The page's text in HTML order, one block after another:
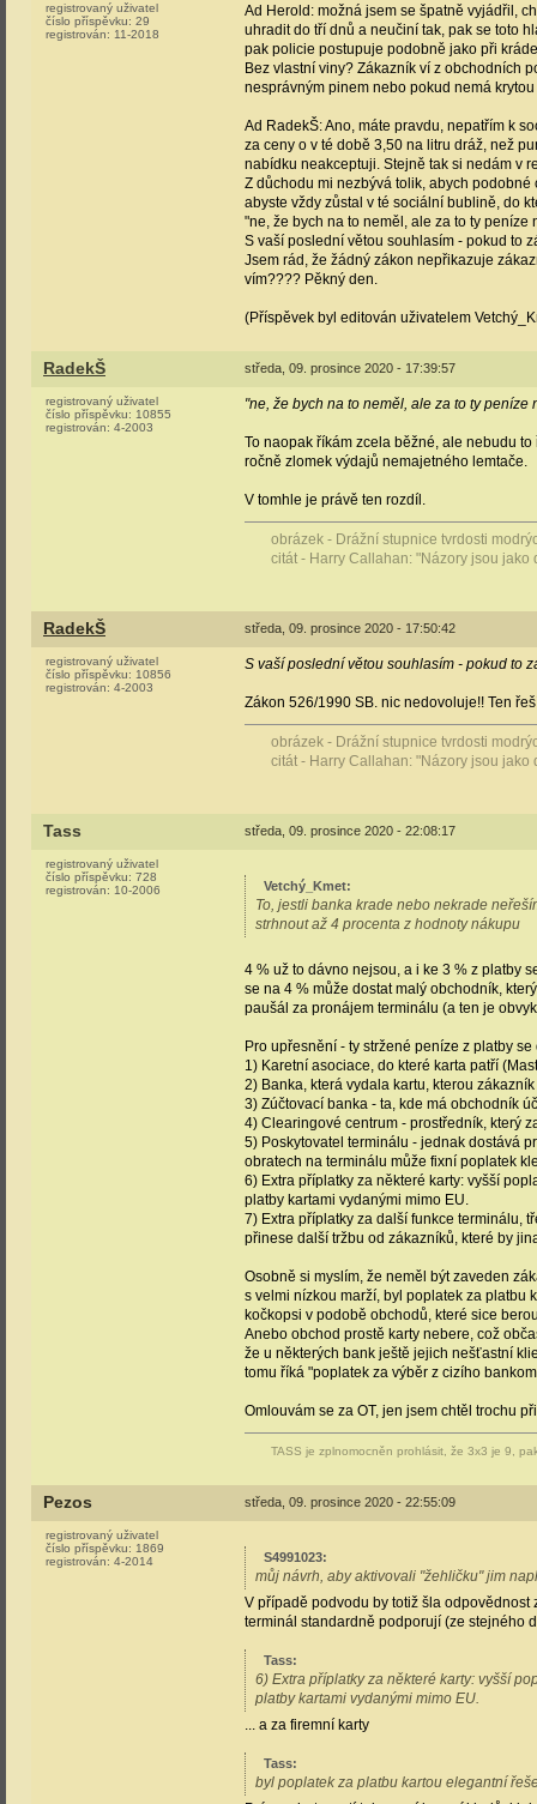
registrovaný uživatel
číslo příspěvku: 29
registrován: 11-2018
Ad Herold: možná jsem se špatně vyjádřil,
uhradit do tří dnů a neučiní tak, pak se toto
pak policie postupuje podobně jako při
Bez vlastní viny? Zákazník ví z obchodních
nesprávným pinem nebo pokud nemá
Ad RadekŠ: Ano, máte pravdu, nepatřím k
za ceny o v té době 3,50 na litru dráž, než
nabídku neakceptuji. Stejně tak si nedám v
Z důchodu mi nezbývá tolik, abych
abyste vždy zůstal v té sociální bublině, do
"ne, že bych na to neměl, ale za to ty peníze
S vaší poslední větou souhlasím - pokud to
Jsem rád, že žádný zákon nepřikazuje
vím???? Pěkný den.
(Příspěvek byl editován uživatelem
RadekŠ středa, 09. prosince 2020 - 17:39:57
registrovaný uživatel
číslo příspěvku: 10855
registrován: 4-2003
"ne, že bych na to neměl, ale za to ty peníze
To naopak říkám zcela běžné, ale nebudu
ročně zlomek výdajů nemajetného lemtače.
V tomhle je právě ten rozdíl.
obrázek - Drážní stupnice tvrdosti
citát - Harry Callahan: "Názory jsou jako
RadekŠ středa, 09. prosince 2020 - 17:50:42
registrovaný uživatel
číslo příspěvku: 10856
registrován: 4-2003
S vaší poslední větou souhlasím - pokud to
Zákon 526/1990 SB. nic nedovoluje!! Ten
obrázek - Drážní stupnice tvrdosti
citát - Harry Callahan: "Názory jsou jako
Tass středa, 09. prosince 2020 - 22:08:17
registrovaný uživatel
číslo příspěvku: 728
registrován: 10-2006 Vetchý_Kmet:
To, jestli banka krade nebo nekrade
strhnout až 4 procenta z hodnoty nákupu
4 % už to dávno nejsou, a i ke 3 % z platby
se na 4 % může dostat malý obchodník,
paušál za pronájem terminálu (a ten je
Pro upřesnění - ty stržené peníze z platby
1) Karetní asociace, do které karta patří
2) Banka, která vydala kartu, kterou
3) Zúčtovací banka - ta, kde má obchodník
4) Clearingové centrum - prostředník, který
5) Poskytovatel terminálu - jednak dostává
obratech na terminálu může fixní poplatek
6) Extra příplatky za některé karty: vyšší
platby kartami vydanými mimo EU.
7) Extra příplatky za další funkce terminálu,
přinese další tržbu od zákazníků, které by
Osobně si myslím, že neměl být zaveden
s velmi nízkou marží, byl poplatek za platbu
kočkopsi v podobě obchodů, které sice
Anebo obchod prostě karty nebere, což
že u některých bank ještě jejich nešťastní
tomu říká "poplatek za výběr z cizího
Omlouvám se za OT, jen jsem chtěl trochu
TASS je zplnomocněn prohlásit, že 3x3 je 9,
Pezos středa, 09. prosince 2020 - 22:55:09
registrovaný uživatel
číslo příspěvku: 1869
registrován: 4-2014 S4991023:
můj návrh, aby aktivovali "žehličku" jim
V případě podvodu by totiž šla
terminál standardně podporují (ze stejného
Tass:
6) Extra příplatky za některé karty: vyšší
platby kartami vydanými mimo EU.
... a za firemní karty
Tass:
byl poplatek za platbu kartou elegantní